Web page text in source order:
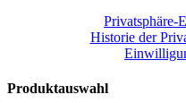
Privatsphäre-
Historie der
Produktauswahl